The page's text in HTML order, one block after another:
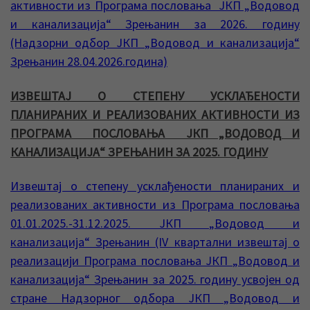
активности из Програма пословања ЈКП „Водовод
и канализација“ Зрењанин за 2026. годину
(Надзорни одбор ЈКП „Водовод и канализација“
Зрењанин 28.04.2026.година)
ИЗВЕШТАЈ О СТЕПЕНУ УСКЛАЂЕНОСТИ
ПЛАНИРАНИХ И РЕАЛИЗОВАНИХ АКТИВНОСТИ ИЗ
ПРОГРАМА ПОСЛОВАЊА ЈКП „ВОДОВОД И
КАНАЛИЗАЦИЈА“ ЗРЕЊАНИН ЗА 2025. ГОДИНУ
Извештај о степену усклађености планираних и
реализованих активности из Програма пословања
01.01.2025.-31.12.2025. ЈКП „Водовод и
канализација“ Зрењанин (IV квартални извештај о
реализацији Програма пословања ЈКП „Водовод и
канализација“ Зрењанин за 2025. годину усвојен од
стране Надзорног одбора ЈКП „Водовод и